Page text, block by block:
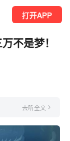
打开APP
不是梦！
去听全文